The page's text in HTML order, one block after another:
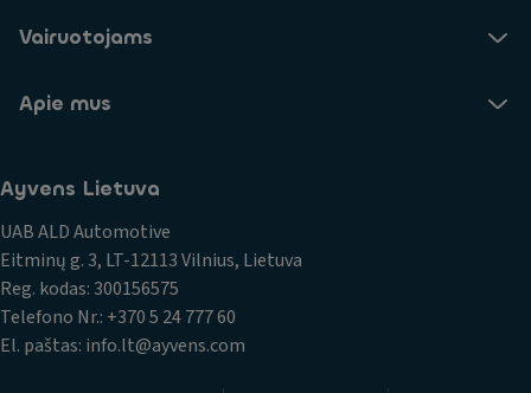
Vairuotojams
Apie mus
Ayvens Lietuva
UAB ALD Automotive
Eitminų g. 3, LT-12113 Vilnius, Lietuva
Reg. kodas: 300156575
Telefono Nr.: +370 5 24 777 60
El. paštas: info.lt@ayvens.com